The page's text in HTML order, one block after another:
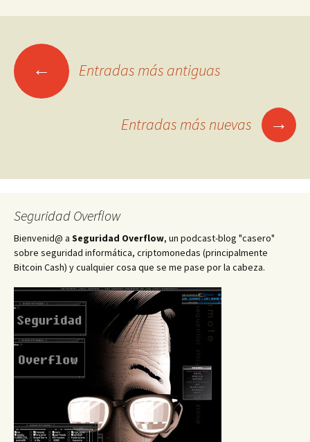
Ir ← Entradas más antiguas
Entradas más nuevas →
Seguridad Overflow
Bienvenid@ a Seguridad Overflow, un podcast-blog "casero"
sobre seguridad informática, criptomonedas (principalmente
Bitcoin Cash) y cualquier cosa que se me pase por la cabeza.